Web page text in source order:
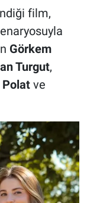
film,
Görkem
Turgut,
Polatve